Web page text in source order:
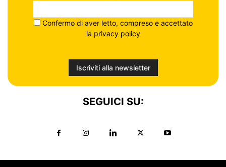
Confermo di aver letto, compreso e accettato
la privacy policy
SEGUICI SU: